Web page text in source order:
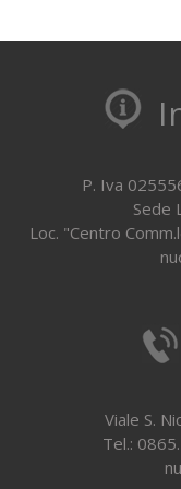
P. Iva
Sede
Loc. "Centro
Viale S.
Tel.: